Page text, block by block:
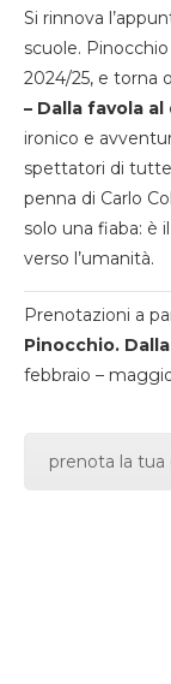
Si rinnova
scuole.
2024/25, e torna
– Dalla favola
ironico e
spettatori di tutte
penna di Carlo
solo una fiaba: è
verso l’umanità.
Prenotazioni a
Pinocchio.
febbraio –
prenota la tua